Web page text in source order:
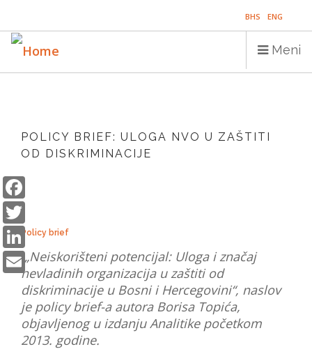
main
content
BHS ENG
Meni
navigation
PUBLIKACIJE
PROJEKTI
DOGAĐAJI
EDUKACIJA
BLOG
VIJESTI
POLICY BRIEF: ULOGA NVO U ZAŠTITI
OD DISKRIMINACIJE
Policy brief
„Neiskorišteni potencijal: Uloga i značaj
nevladinih organizacija u zaštiti od
diskriminacije u Bosni i Hercegovini“, naslov
je policy brief-a autora Borisa Topića,
objavljenog u izdanju Analitike početkom
2013. godine.
LinkedIn
Email